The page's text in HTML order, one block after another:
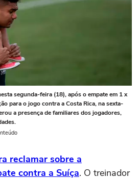
segunda-feira (18), após o empate em 1 x
para o jogo contra a Costa Rica, na sexta-
a presença de familiares dos jogadores,
reclamar sobre a
contra a Suíça. O treinador